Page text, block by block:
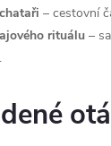
– cestovní
rituálu –